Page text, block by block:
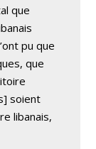
que
pu que
que
soient
libanais,